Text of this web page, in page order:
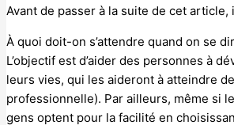
Avant de passer à la suite de cet
À quoi doit-on s’attendre quand on se
L’objectif est d’aider des personnes à
leurs vies, qui les aideront à atteindre
professionnelle). Par ailleurs, même si
gens optent pour la facilité en